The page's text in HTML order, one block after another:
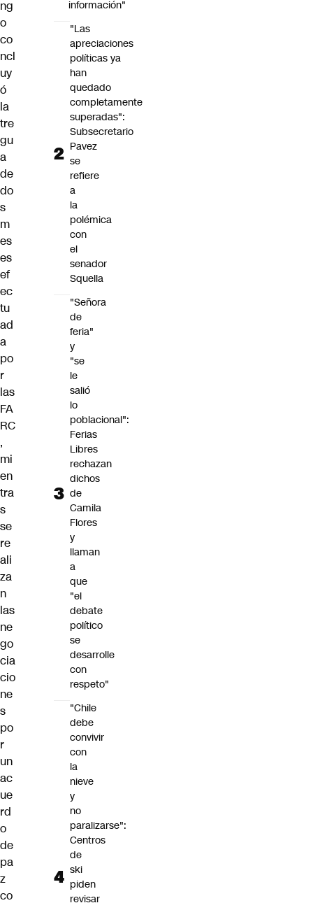
ng
o
co
ncl
uy
ó
la
tre
gu
a
de
do
s
m
es
es
ef
ec
tu
ad
a
po
r
las
FA
RC
,
mi
en
tra
s
se
re
ali
za
n
las
ne
go
cia
cio
ne
s
po
r
un
ac
ue
rd
o
de
pa
z
co
información"
"Las
apreciaciones
políticas ya
han
quedado
completamente
superadas":
Subsecretario
Pavez
se
refiere
a
la
polémica
con
el
senador
Squella
"Señora
de
feria"
y
"se
le
salió
lo
poblacional":
Ferias
Libres
rechazan
dichos
de
Camila
Flores
y
llaman
a
que
"el
debate
político
se
desarrolle
con
respeto"
"Chile
debe
convivir
con
la
nieve
y
no
paralizarse":
Centros
de
ski
piden
revisar